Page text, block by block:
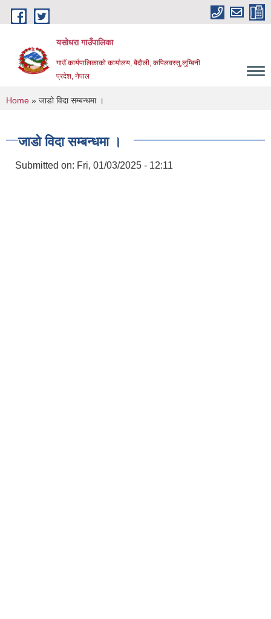
Skip to main content
यसोधरा गाउँपालिका
गाउँ कार्यपालिकाकाे कार्यालय, बैदाैली, कपिलवस्तु,लुम्बिनी
प्रदेश, नेपाल
You are here
Home » जाडो विदा सम्बन्धमा ।
जाडो विदा सम्बन्धमा ।
Submitted on: Fri, 01/03/2025 - 12:11